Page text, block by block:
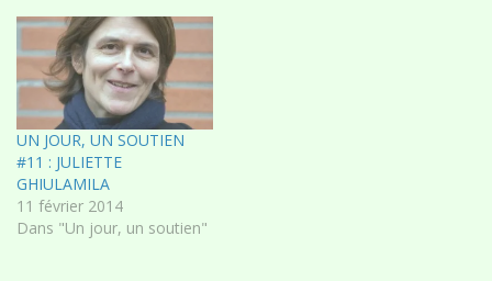
UN JOUR, UN SOUTIEN
#11 : JULIETTE
GHIULAMILA
11 février 2014
Dans "Un jour, un soutien"